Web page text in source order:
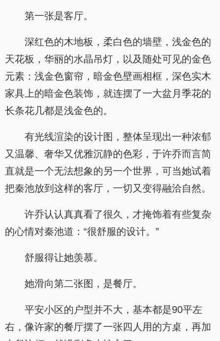
第一张是客厅。
深红色的木地板，柔白色的墙壁，浅金色的
天花板，华丽的水晶吊灯，以及随处可见的金色
元素：浅金色窗帘，暗金色壁画相框，深色实木
家具上的暗金色装饰，就连摆了一大盆月季花的
长条花几都是浅金色的。
有光线渲染的设计图，整体呈现出一种浓郁
又温馨、奢华又优雅沉静的色彩，于许乔而言简
直就是一个无法想象的另一个世界，可当她试着
把秦池放到这样的客厅，一切又变得融洽自然。
许乔认认真真看了很久，才掩饰着有些复杂
的心情对秦池道：“很舒服的设计。”
舒服得让她羡慕。
她滑向第二张图，是餐厅。
平安小区的户型并不大，基本都是90平左
右，像许家的餐厅摆了一张四人用的方桌，再加